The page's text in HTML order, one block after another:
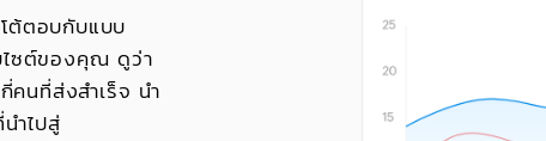
ต้ตอบกับแบบ
ไซต์ของคุณ ดูว่า
คนที่ส่งสำเร็จ นำ
ำไปสู่